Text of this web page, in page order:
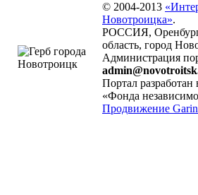
© 2004-2013
Новотроицка».
РОССИЯ,
область, город
Администрация
Портал разработан
«Фонда
Продвижение